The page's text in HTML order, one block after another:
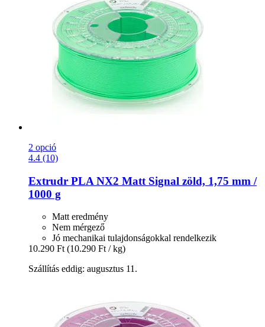
2 opció
4.4 (10)
Extrudr PLA NX2 Matt Signal zöld, 1,75 mm /
1000 g
Matt eredmény
Nem mérgező
Jó mechanikai tulajdonságokkal rendelkezik
10.290 Ft (10.290 Ft / kg)
Szállítás eddig: augusztus 11.